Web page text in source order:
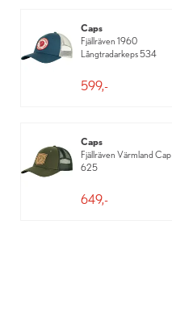
Caps
Fjällräven 1960
Långtradarkeps 534
599,-
Caps
Fjällräven Värmland Cap
625
649,-